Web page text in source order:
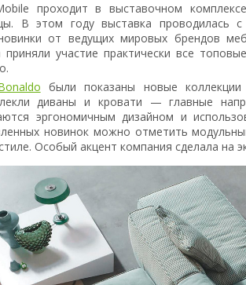
проходит в выставочном
В этом году выставка
от ведущих мировых брендов
приняли участие практически все
были показаны новые
диваны и кровати — главные
эргономичным дизайном и
новинок можно отметить
Особый акцент компания сделала на